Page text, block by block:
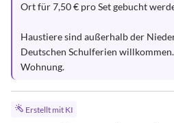
Ort für 7,50 € pro Set gebucht
Haustiere sind außerhalb der
Deutschen Schulferien
Wohnung.
Erstellt mit KI